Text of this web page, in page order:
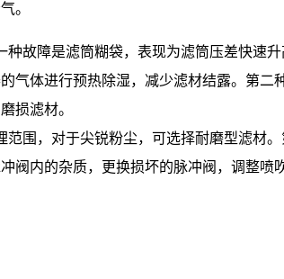
。
故障是滤筒糊袋，表现为滤筒压差快速
气体进行预热除湿，减少滤材结露。第
损滤材。
围，对于尖锐粉尘，可选择耐磨型滤材
阀内的杂质，更换损坏的脉冲阀，调整